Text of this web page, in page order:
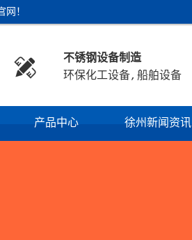
！

不锈钢设备制造
环保化工设备,船舶设备
产品中心 徐州新闻资讯